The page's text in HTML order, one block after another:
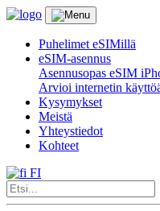
Puhelimet eSIMillä
eSIM-asennus
Asennusopas eSIM
Arvioi internetin
Kysymykset
Meistä
Yhteystiedot
Kohteet
FI